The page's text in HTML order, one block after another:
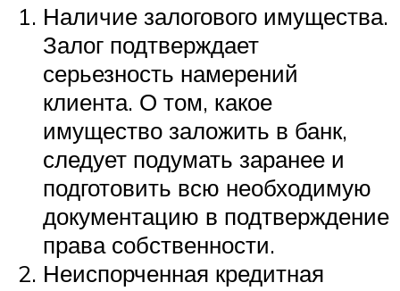
Наличие залогового имущества.
Залог подтверждает
серьезность намерений
клиента. О том, какое
имущество заложить в банк,
следует подумать заранее и
подготовить всю необходимую
документацию в подтверждение
права собственности.
Неиспорченная кредитная